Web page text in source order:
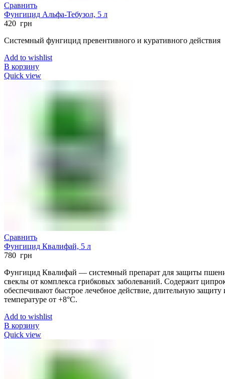
Сравнить
Фунгицид Альфа-Тебузол, 5 л
420 грн
Системный фунгицид превентивного и куративного действия
Add to wishlist
В корзину
Quick view
Сравнить
Фунгицид Квалифай, 5 л
780 грн
Фунгицид Квалифай — системный препарат для защиты
свеклы от комплекса грибковых заболеваний. Содержит
обеспечивают быстрое лечебное действие, длительную
температуре от +8°C.
Add to wishlist
В корзину
Quick view